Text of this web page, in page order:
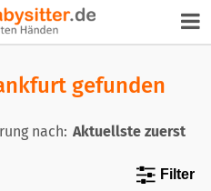
gefunden
nach:
Filter